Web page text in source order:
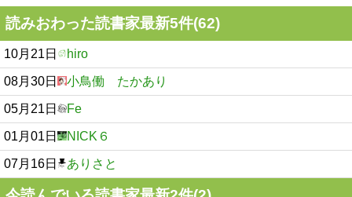
読みおわった読書家最新5件(62)
10月21日 hiro
08月30日 小鳥働 たかあり
05月21日 Fe
01月01日 NICK６
07月16日 ありさと